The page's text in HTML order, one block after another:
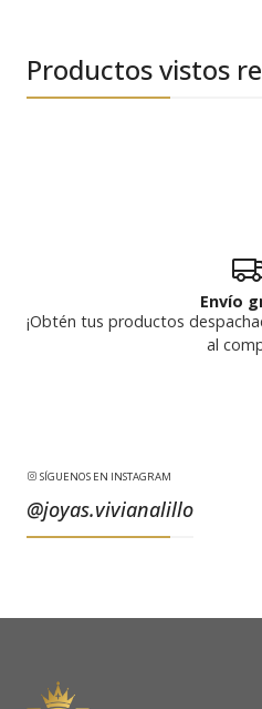
Productos vistos
Envío
¡Obtén tus productos
al
SÍGUENOS EN INSTAGRAM
@joyas.vivianalillo